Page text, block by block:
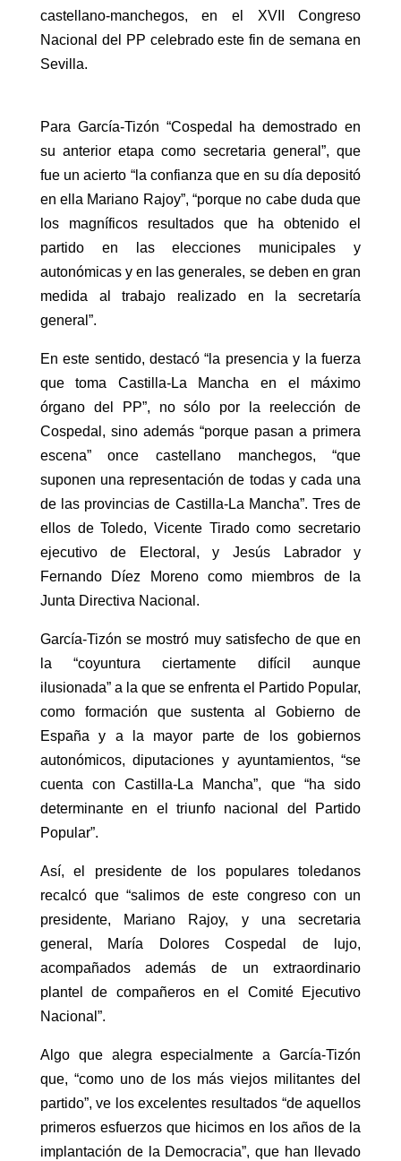
castellano-manchegos, en el XVII Congreso
Nacional del PP celebrado este fin de semana en
Sevilla.
Para García-Tizón “Cospedal ha demostrado en
su anterior etapa como secretaria general”, que
fue un acierto “la confianza que en su día depositó
en ella Mariano Rajoy”, “porque no cabe duda que
los magníficos resultados que ha obtenido el
partido en las elecciones municipales y
autonómicas y en las generales, se deben en gran
medida al trabajo realizado en la secretaría
general”.
En este sentido, destacó “la presencia y la fuerza
que toma Castilla-La Mancha en el máximo
órgano del PP”, no sólo por la reelección de
Cospedal, sino además “porque pasan a primera
escena” once castellano manchegos, “que
suponen una representación de todas y cada una
de las provincias de Castilla-La Mancha”. Tres de
ellos de Toledo, Vicente Tirado como secretario
ejecutivo de Electoral, y Jesús Labrador y
Fernando Díez Moreno como miembros de la
Junta Directiva Nacional.
García-Tizón se mostró muy satisfecho de que en
la “coyuntura ciertamente difícil aunque
ilusionada” a la que se enfrenta el Partido Popular,
como formación que sustenta al Gobierno de
España y a la mayor parte de los gobiernos
autonómicos, diputaciones y ayuntamientos, “se
cuenta con Castilla-La Mancha”, que “ha sido
determinante en el triunfo nacional del Partido
Popular”.
Así, el presidente de los populares toledanos
recalcó que “salimos de este congreso con un
presidente, Mariano Rajoy, y una secretaria
general, María Dolores Cospedal de lujo,
acompañados además de un extraordinario
plantel de compañeros en el Comité Ejecutivo
Nacional”.
Algo que alegra especialmente a García-Tizón
que, “como uno de los más viejos militantes del
partido”, ve los excelentes resultados “de aquellos
primeros esfuerzos que hicimos en los años de la
implantación de la Democracia”, que han llevado